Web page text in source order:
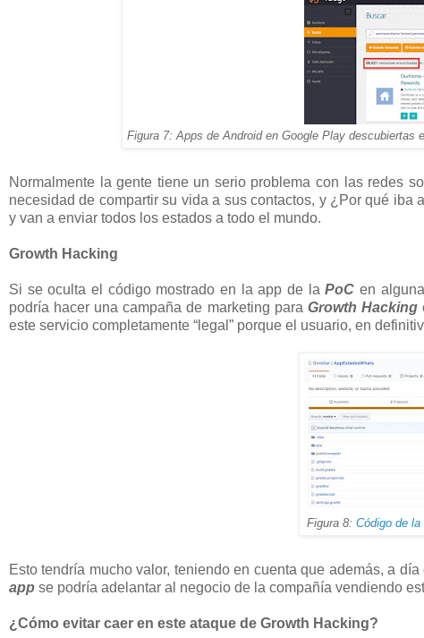
Figura 7: Apps de Android en Google Play descubiertas
Normalmente la gente tiene un serio problema con las redes
necesidad de compartir su vida a sus contactos, y ¿Por qué
y van a enviar todos los estados a todo el mundo.
Growth Hacking
Si se oculta el código mostrado en la app de laPoC en
podría hacer una campaña de marketing para Growth Hacking
este servicio completamente “legal” porque el usuario, en
Figura 8: Código de
Esto tendría mucho valor, teniendo en cuenta que además, a
app se podría adelantar al negocio de la compañía vendiendo
¿Cómo evitar caer en este ataque de Growth Hacking?